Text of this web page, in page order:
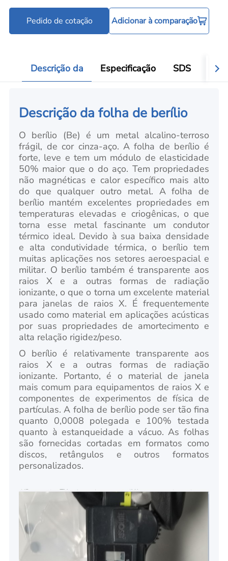
Pedido de cotação Adicionar à comparação
Descrição da Especificação SDS
Descrição da folha de berílio
O berílio (Be) é um metal alcalino-terroso
frágil, de cor cinza-aço. A folha de berílio é
forte, leve e tem um módulo de elasticidade
50% maior que o do aço. Tem propriedades
não magnéticas e calor específico mais alto
do que qualquer outro metal. A folha de
berílio mantém excelentes propriedades em
temperaturas elevadas e criogênicas, o que
torna esse metal fascinante um condutor
térmico ideal. Devido à sua baixa densidade
e alta condutividade térmica, o berílio tem
muitas aplicações nos setores aeroespacial e
militar. O berílio também é transparente aos
raios X e a outras formas de radiação
ionizante, o que o torna um excelente material
para janelas de raios X. É frequentemente
usado como material em aplicações acústicas
por suas propriedades de amortecimento e
alta relação rigidez/peso.
O berílio é relativamente transparente aos
raios X e a outras formas de radiação
ionizante. Portanto, é o material de janela
mais comum para equipamentos de raios X e
componentes de experimentos de física de
partículas. A folha de berílio pode ser tão fina
quanto 0,0008 polegada e 100% testada
quanto à estanqueidade a vácuo. As folhas
são fornecidas cortadas em formatos como
discos, retângulos e outros formatos
personalizados.